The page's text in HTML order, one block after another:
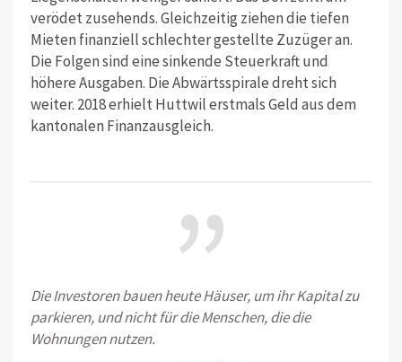
verödet zusehends. Gleichzeitig ziehen die tiefen
Mieten finanziell schlechter gestellte Zuzüger an.
Die Folgen sind eine sinkende Steuerkraft und
höhere Ausgaben. Die Abwärtsspirale dreht sich
weiter. 2018 erhielt Huttwil erstmals Geld aus dem
kantonalen Finanzausgleich.
”
Die Investoren bauen heute Häuser, um ihr Kapital zu
parkieren, und nicht für die Menschen, die die
Wohnungen nutzen.